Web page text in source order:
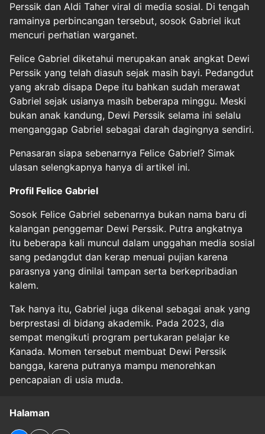
Perssik dan Aldi Taher viral di media sosial. Di tengah
ramainya perbincangan tersebut, sosok Gabriel ikut
mencuri perhatian warganet.
Felice Gabriel diketahui merupakan anak angkat Dewi
Perssik yang telah diasuh sejak masih bayi. Pedangdut
yang akrab disapa Depe itu bahkan sudah merawat
Gabriel sejak usianya masih beberapa minggu. Meski
bukan anak kandung, Dewi Perssik selama ini selalu
menganggap Gabriel sebagai darah dagingnya sendiri.
Penasaran siapa sebenarnya Felice Gabriel? Simak
ulasan selengkapnya hanya di artikel ini.
Profil Felice Gabriel
Sosok Felice Gabriel sebenarnya bukan nama baru di
kalangan penggemar Dewi Perssik. Putra angkatnya
itu beberapa kali muncul dalam unggahan media sosial
sang pedangdut dan kerap menuai pujian karena
parasnya yang dinilai tampan serta berkepribadian
kalem.
Tak hanya itu, Gabriel juga dikenal sebagai anak yang
berprestasi di bidang akademik. Pada 2023, dia
sempat mengikuti program pertukaran pelajar ke
Kanada. Momen tersebut membuat Dewi Perssik
bangga, karena putranya mampu menorehkan
pencapaian di usia muda.
Halaman